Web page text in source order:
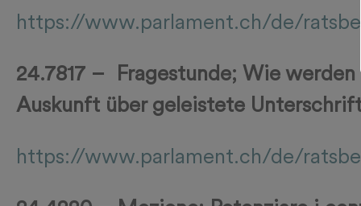
https://www.parlament.ch/de/
24.7817 – Fragestunde; Wie
Auskunft über geleistete
https://www.parlament.ch/de/